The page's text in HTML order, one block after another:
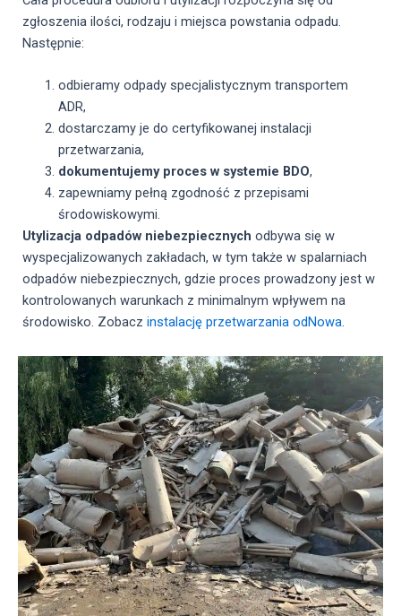
zgłoszenia ilości, rodzaju i miejsca powstania odpadu.
Następnie:
odbieramy odpady specjalistycznym transportem
ADR,
dostarczamy je do certyfikowanej instalacji
przetwarzania,
dokumentujemy proces w systemie BDO,
zapewniamy pełną zgodność z przepisami
środowiskowymi.
Utylizacja odpadów niebezpiecznych odbywa się w
wyspecjalizowanych zakładach, w tym także w spalarniach
odpadów niebezpiecznych, gdzie proces prowadzony jest w
kontrolowanych warunkach z minimalnym wpływem na
środowisko. Zobacz instalację przetwarzania odNowa.